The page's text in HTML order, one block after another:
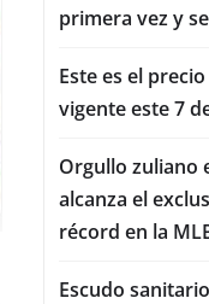
primera vez y
Este es el
vigente este 7
Orgullo zuliano
alcanza el
récord en la
Escudo